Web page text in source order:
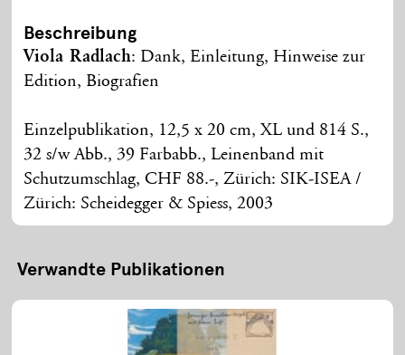
Beschreibung
Viola Radlach: Dank, Einleitung, Hinweise zur
Edition, Biografien
Einzelpublikation, 12,5 x 20 cm, XL und 814 S.,
32 s/w Abb., 39 Farbabb., Leinenband mit
Schutzumschlag, CHF 88.-, Zürich: SIK-ISEA /
Zürich: Scheidegger & Spiess, 2003
Verwandte Publikationen